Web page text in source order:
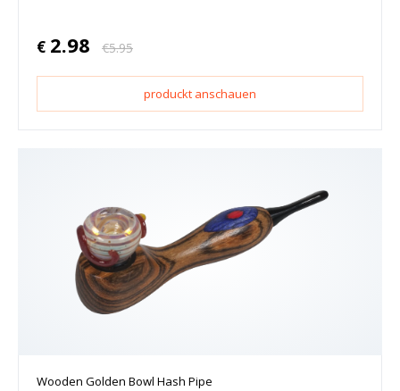
€ 2.98 €5.95
produckt anschauen
Wooden Golden Bowl Hash Pipe